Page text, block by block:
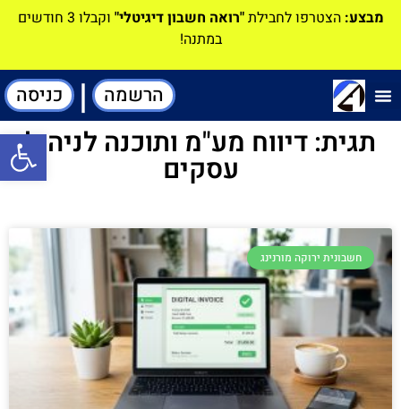
מבצע: הצטרפו לחבילת"רואה חשבון דיגיטלי"
וקבלו 3 חודשים
במתנה!
הרשמה | כניסה
תגית: דיווח מע"מ ותוכנה לניהול
עסקים
חשבונית ירוקה מורנינג
פתח